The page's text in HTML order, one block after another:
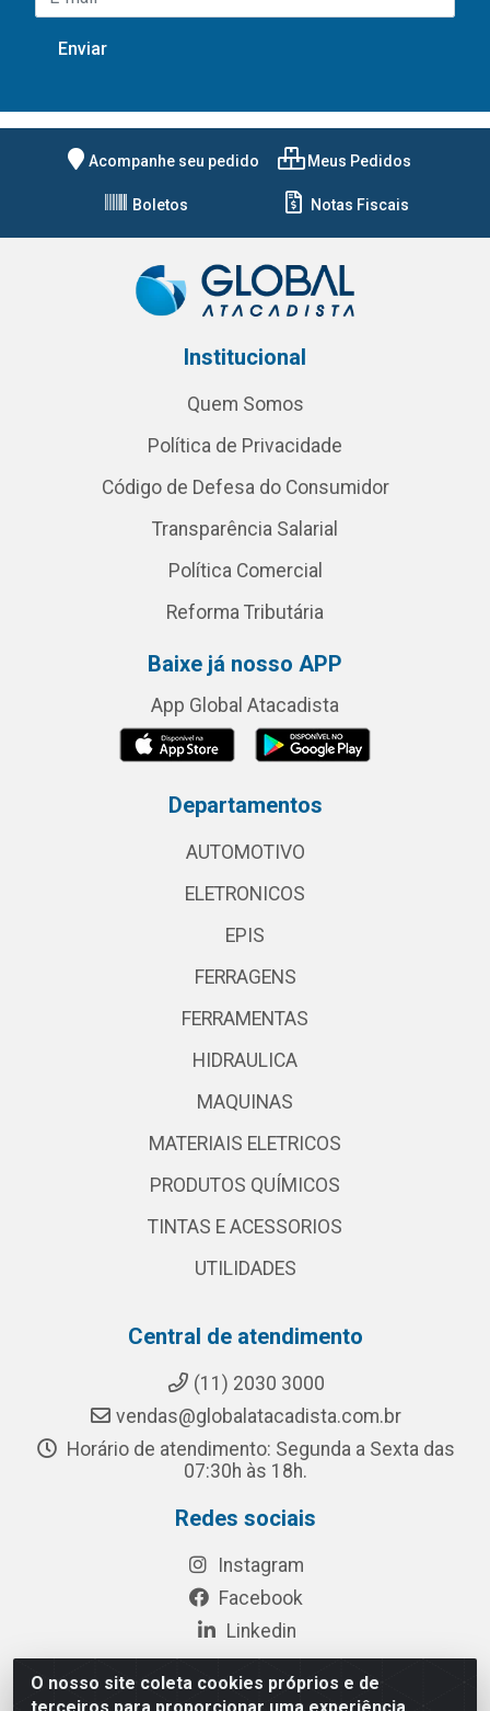
O nosso site coleta cookies próprios e de
Acompanhe seu pedido Meus Pedidos
Boletos Notas Fiscais
Institucional
Quem Somos
Política de Privacidade
Código de Defesa do Consumidor
Transparência Salarial
Política Comercial
Reforma Tributária
Baixe já nosso APP
App Global Atacadista
Departamentos
AUTOMOTIVO
ELETRONICOS
EPIS
FERRAGENS
FERRAMENTAS
HIDRAULICA
MAQUINAS
MATERIAIS ELETRICOS
PRODUTOS QUÍMICOS
TINTAS E ACESSORIOS
UTILIDADES
Central de atendimento
(11) 2030 3000
vendas@globalatacadista.com.br
Horário de atendimento: Segunda a Sexta das
07:30h às 18h.
Redes sociais
Instagram
Facebook
Linkedin